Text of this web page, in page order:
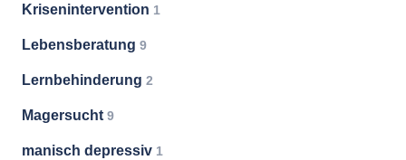
Krisenintervention 1
Lebensberatung 9
Lernbehinderung 2
Magersucht 9
manisch depressiv 1